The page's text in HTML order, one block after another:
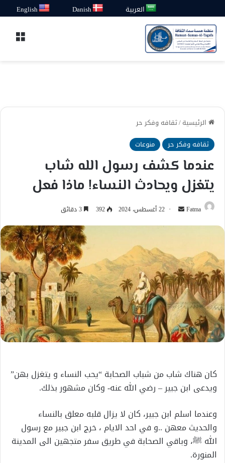
العربية Danish
English
الرئيسية/ثقافه وفكر حر
ثقافه وفكر حر
منوعات
عندما كشف رسول الله شاب
يتغزل ويحادث النساء! ماذا فعل
Fatma
أرسل 22 أغسطس، 2024 392
كان هناك شاب من شباب الصحابة “يحب النساء و يتغزل بهن”
ويدعى ابن جبير – رضي الله عنه- وكان مشهور بذلك.
وعندما اسلم ابن جبير، كان لا يزال قلبه معلق بالنساء
والحديث معهن ..و في احد الايام ، خرج ابن جبير مع رسول
الله ﷺ، وباقي الصحابة في طريق سفر متجهين الى المدينة
المنورة.